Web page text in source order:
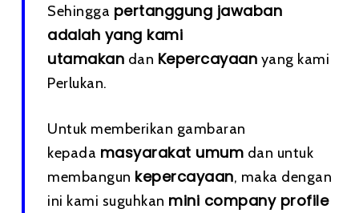
Sehingga pertanggung jawaban
adalah yang kami
utamakan dan Kepercayaan yang kami
Perlukan.
Untuk memberikan gambaran
kepada masyarakat umum dan untuk
membangun kepercayaan, maka dengan
ini kami suguhkan mini company profile